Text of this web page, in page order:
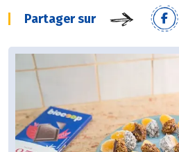
Partager sur